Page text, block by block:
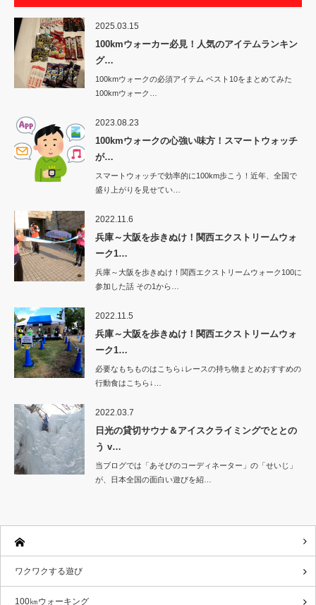
2025.03.15
100kmウォーカー必見！人気のアイテムランキン
グ…
100kmウォークの必須アイテム ベスト10をまとめてみた
100kmウォーク…
2023.08.23
100kmウォークの心強い味方！スマートウォッチ
が…
スマートウォッチで効率的に100km歩こう！近年、全国で
盛り上がりを見せてい…
2022.11.6
兵庫～大阪を歩きぬけ！関西エクストリームウォ
ーク1…
兵庫～大阪を歩きぬけ！関西エクストリームウォーク100に
参加した話 その1から…
2022.11.5
兵庫～大阪を歩きぬけ！関西エクストリームウォ
ーク1…
必要なもちものはこちら↓レースの持ち物まとめおすすめの
行動食はこちら↓…
2022.03.7
日光の貸切サウナ＆アイスクライミングでととの
う v…
当ブログでは「あそびのコーディネーター」の「せいじ」
が、日本全国の面白い遊びを紹…
ワクワクする遊び
100㎞ウォーキング